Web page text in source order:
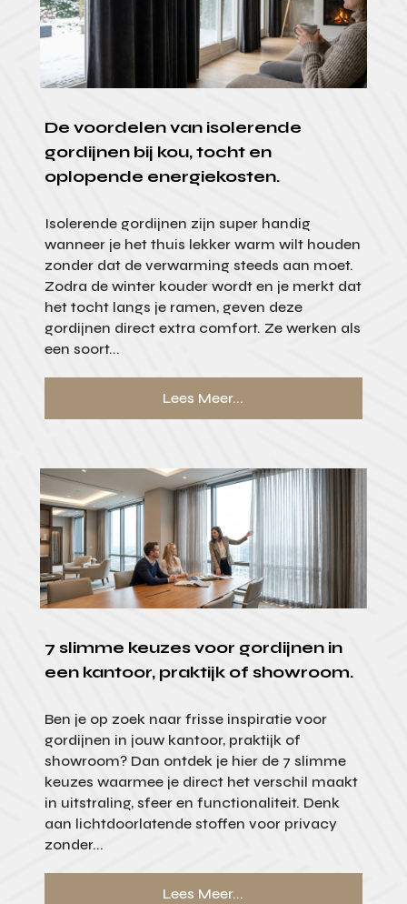
De voordelen van isolerende
gordijnen bij kou, tocht en
oplopende energiekosten.
Isolerende gordijnen zijn super handig
wanneer je het thuis lekker warm wilt houden
zonder dat de verwarming steeds aan moet.
Zodra de winter kouder wordt en je merkt dat
het tocht langs je ramen, geven deze
gordijnen direct extra comfort. Ze werken als
een soort...
Lees Meer...
7 slimme keuzes voor gordijnen in
een kantoor, praktijk of showroom.
Ben je op zoek naar frisse inspiratie voor
gordijnen in jouw kantoor, praktijk of
showroom? Dan ontdek je hier de 7 slimme
keuzes waarmee je direct het verschil maakt
in uitstraling, sfeer en functionaliteit. Denk
aan lichtdoorlatende stoffen voor privacy
zonder...
Lees Meer...